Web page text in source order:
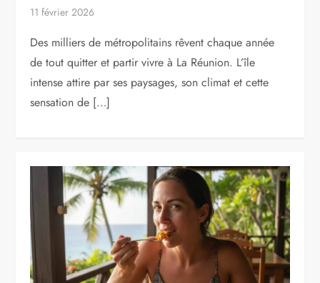
11 février 2026
Des milliers de métropolitains rêvent chaque année
de tout quitter et partir vivre à La Réunion. L’île
intense attire par ses paysages, son climat et cette
sensation de […]